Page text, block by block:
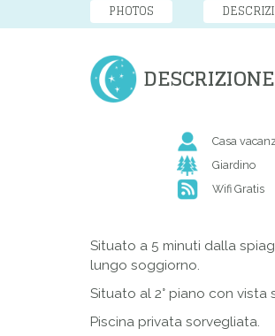
PHOTOS
DESCRIZIONE
Casa
Giardino
Wifi Gratis
Situato a 5 minuti dalla
lungo soggiorno.
Situato al 2° piano con
Piscina privata sorvegliata.